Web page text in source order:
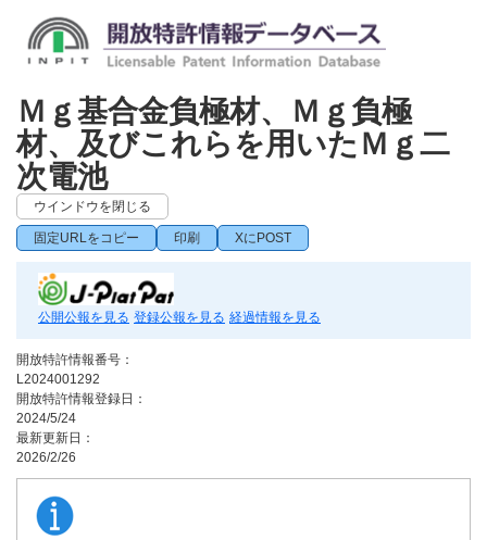
Ｍｇ基合金負極材、Ｍｇ負極
材、及びこれらを用いたＭｇ二
次電池
ウインドウを閉じる
固定URLをコピー 印刷 XにPOST
公開公報を見る 登録公報を見る 経過情報を見る
開放特許情報番号：
L2024001292
開放特許情報登録日：
2024/5/24
最新更新日：
2026/2/26